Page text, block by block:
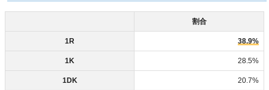
割合
1R 38.9%
1K 28.5%
1DK 20.7%